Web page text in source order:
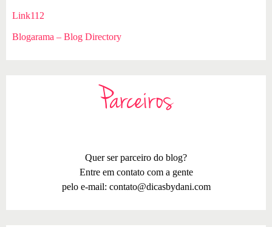
Link112
Blogarama – Blog Directory
Parceiros
Quer ser parceiro do blog?
Entre em contato com a gente
pelo e-mail: contato@dicasbydani.com